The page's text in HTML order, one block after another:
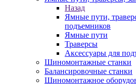
Назад
Ямные пути,
подъемников
Ямные пути
Траверсы
Аксессуары для
Шиномонтажные станки
Балансировочные станки
Шиномонтажное